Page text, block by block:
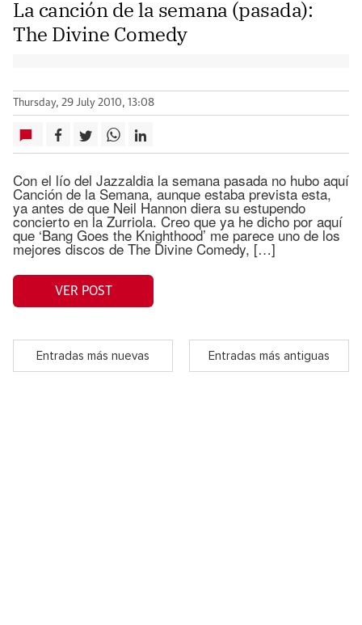
La canción de la semana (pasada):
The Divine Comedy
Thursday, 29 July 2010, 13:08
Con el lío del Jazzaldia la semana pasada no hubo aquí
Canción de la Semana, aunque estaba prevista esta,
ya antes de que Neil Hannon diera su estupendo
concierto en la Zurriola. Creo que ya he dicho por aquí
que ‘Bang Goes the Knighthood’ me parece uno de los
mejores discos de The Divine Comedy, […]
VER POST
Entradas más nuevas Entradas más antiguas